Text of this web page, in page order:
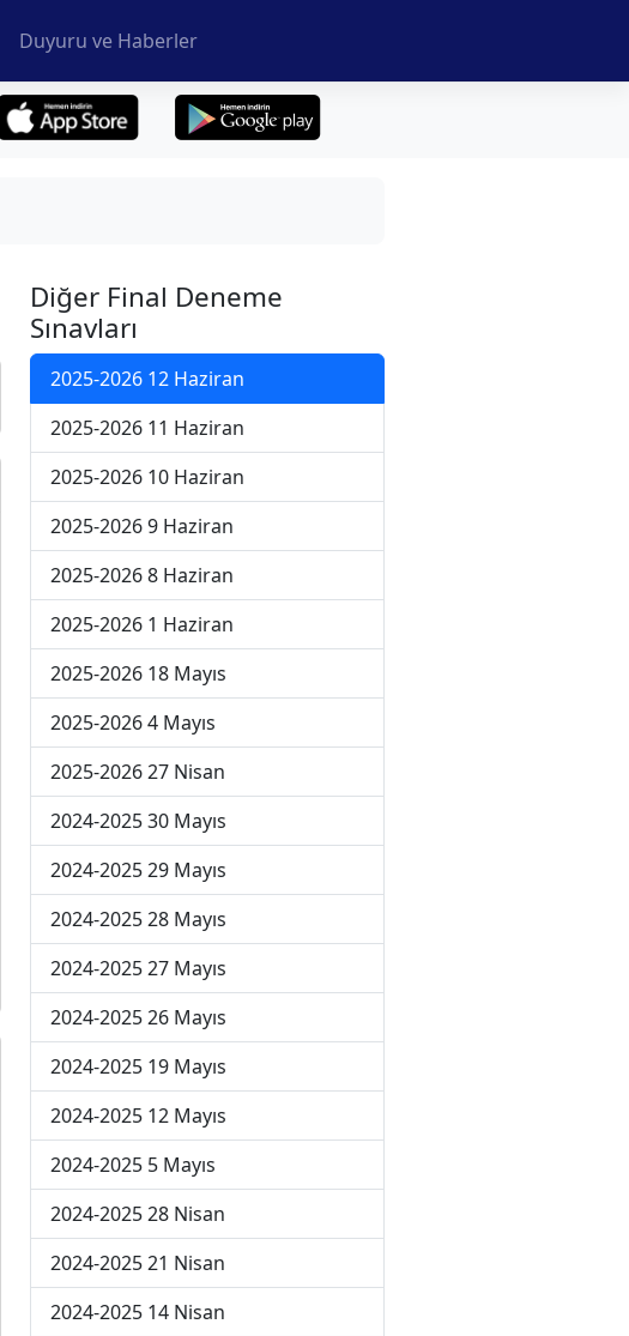
Duyuru ve Haberler
Diğer Final Deneme
Sınavları
2025-2026 12 Haziran
2025-2026 11 Haziran
2025-2026 10 Haziran
2025-2026 9 Haziran
2025-2026 8 Haziran
2025-2026 1 Haziran
2025-2026 18 Mayıs
2025-2026 4 Mayıs
2025-2026 27 Nisan
2024-2025 30 Mayıs
2024-2025 29 Mayıs
2024-2025 28 Mayıs
2024-2025 27 Mayıs
2024-2025 26 Mayıs
2024-2025 19 Mayıs
2024-2025 12 Mayıs
2024-2025 5 Mayıs
2024-2025 28 Nisan
2024-2025 21 Nisan
2024-2025 14 Nisan